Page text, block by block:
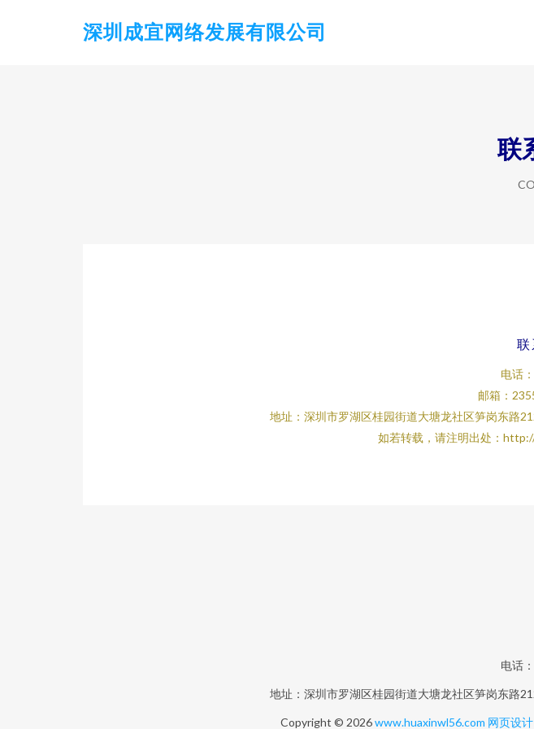
深圳成宜网络发展有限公司
联
联
电话
邮箱：
地址：深圳市罗湖区桂园街道大塘龙社区笋岗东路
如若转载，请注明出处：
电话
地址：深圳市罗湖区桂园街道大塘龙社区笋岗东路
Copyright © 2026www.huaxinwl56.com 网页设计